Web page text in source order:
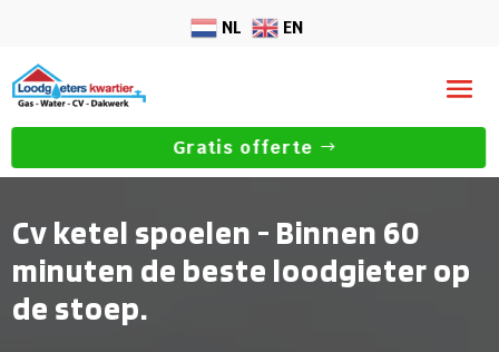
NL EN
Gratis offerte
Cv ketel spoelen - Binnen 60
minuten de beste loodgieter op
de stoep.